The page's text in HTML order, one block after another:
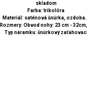
skladom
Farba: trikolóra
Materiál: saténová šnúrka,
Rozmery: Obvod nohy: 23 cm -
Typ náramku: šnúrkový